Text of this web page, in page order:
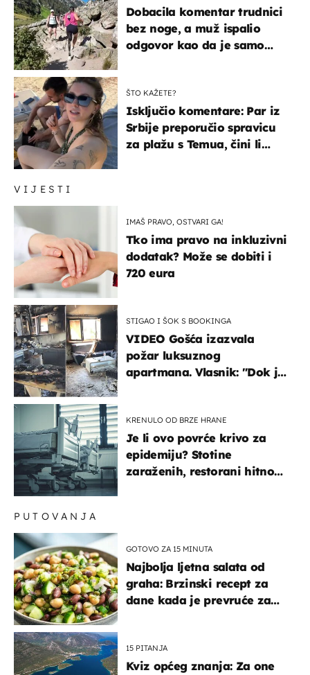
VIJESTI
IMAŠ PRAVO, OSTVARI GA!
Tko ima pravo na inkluzivni
dodatak? Može se dobiti i
720 eura
STIGAO I ŠOK S BOOKINGA
VIDEO Gošća izazvala
požar luksuznog
apartmana. Vlasnik: "Dok je
KRENULO OD BRZE HRANE
Je li ovo povrće krivo za
epidemiju? Stotine
zaraženih, restorani hitno
Dobacila komentar trudnici
bez noge, a muž ispalio
odgovor kao da je samo
ŠTO KAŽETE?
Isključio komentare: Par iz
Srbije preporučio spravicu
za plažu s Temua, čini li
PUTOVANJA
GOTOVO ZA 15 MINUTA
Najbolja ljetna salata od
graha: Brzinski recept za
dane kada je prevruće za
15 PITANJA
Kviz općeg znanja: Za one